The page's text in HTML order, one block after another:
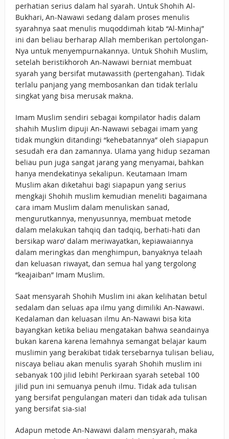
perhatian serius dalam hal syarah. Untuk Shohih Al-
Bukhari, An-Nawawi sedang dalam proses menulis
syarahnya saat menulis muqoddimah kitab “Al-Minhaj”
ini dan beliau berharap Allah memberikan pertolongan-
Nya untuk menyempurnakannya. Untuk Shohih Muslim,
setelah beristikhoroh An-Nawawi berniat membuat
syarah yang bersifat mutawassith (pertengahan). Tidak
terlalu panjang yang membosankan dan tidak terlalu
singkat yang bisa merusak makna.
Imam Muslim sendiri sebagai kompilator hadis dalam
shahih Muslim dipuji An-Nawawi sebagai imam yang
tidak mungkin ditandingi “kehebatannya” oleh siapapun
sesudah era dan zamannya. Ulama yang hidup sezaman
beliau pun juga sangat jarang yang menyamai, bahkan
hanya mendekatinya sekalipun. Keutamaan Imam
Muslim akan diketahui bagi siapapun yang serius
mengkaji Shohih muslim kemudian meneliti bagaimana
cara imam Muslim dalam menuliskan sanad,
mengurutkannya, menyusunnya, membuat metode
dalam melakukan tahqiq dan tadqiq, berhati-hati dan
bersikap waro’ dalam meriwayatkan, kepiawaiannya
dalam meringkas dan menghimpun, banyaknya telaah
dan keluasan riwayat, dan semua hal yang tergolong
“keajaiban” Imam Muslim.
Saat mensyarah Shohih Muslim ini akan kelihatan betul
sedalam dan seluas apa ilmu yang dimiliki An-Nawawi.
Kedalaman dan keluasan ilmu An-Nawawi bisa kita
bayangkan ketika beliau mengatakan bahwa seandainya
bukan karena karena lemahnya semangat belajar kaum
muslimin yang berakibat tidak tersebarnya tulisan beliau,
niscaya beliau akan menulis syarah Shohih muslim ini
sebanyak 100 jilid lebih! Perkiraan syarah setebal 100
jilid pun ini semuanya penuh ilmu. Tidak ada tulisan
yang bersifat pengulangan materi dan tidak ada tulisan
yang bersifat sia-sia!
Adapun metode An-Nawawi dalam mensyarah, maka